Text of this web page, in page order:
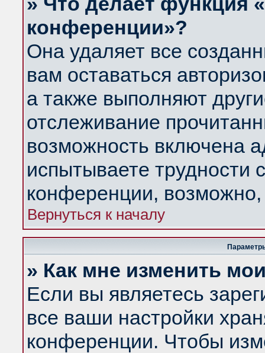
конференции»?
Она удаляет все
вам оставаться
а также выполняют
отслеживание
возможность включена
испытываете трудности
конференции,
Вернуться к началу
» Как мне изменить
Если вы являетесь
все ваши настройки
конференции. Чтобы